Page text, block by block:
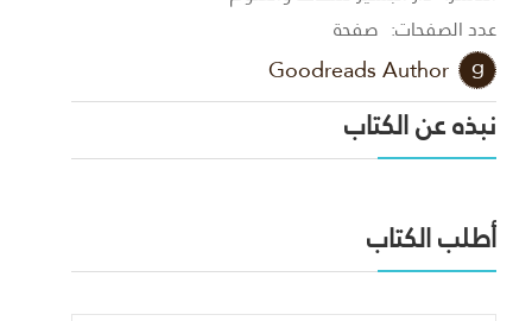
عدد الصفحات: صفحة
Goodreads Author
نبذه عن الكتاب
أطلب الكتاب